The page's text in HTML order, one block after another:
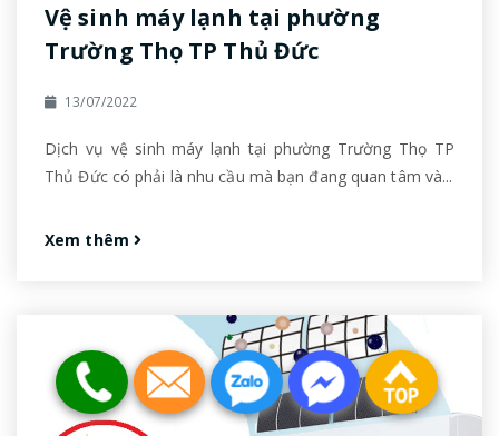
Vệ sinh máy lạnh tại phường
Trường Thọ TP Thủ Đức
13/07/2022
Dịch vụ vệ sinh máy lạnh tại phường Trường Thọ TP
Thủ Đức có phải là nhu cầu mà bạn đang quan tâm và...
Xem thêm